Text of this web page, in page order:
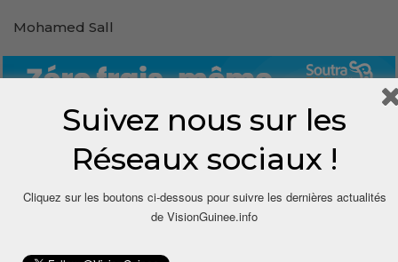
Mohamed Sall
1
Share
Suivez nous sur les
Réseaux sociaux !
Cliquez sur les boutons ci-dessous pour suivre les dernières actualités
de VisionGuinee.info